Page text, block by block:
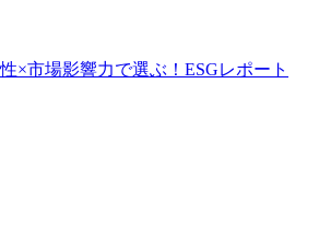
性×市場影響力で選ぶ！ESGレポート